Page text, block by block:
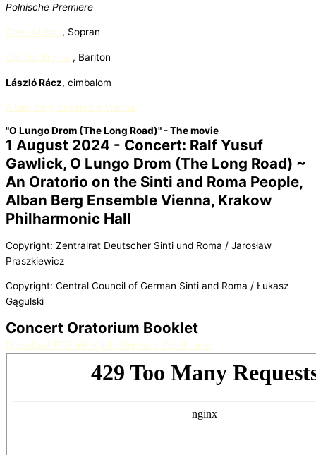
Polnische Premiere
Clara Meloni, Sopran
Christoph Filler, Bariton
László Rácz, cimbalom
Alban Berg Ensemble Vienna
"O Lungo Drom (The Long Road)" - The movie
1 August 2024 - Concert: Ralf Yusuf
Gawlick, O Lungo Drom (The Long Road) ~
An Oratorio on the Sinti and Roma People,
Alban Berg Ensemble Vienna, Krakow
Philharmonic Hall
Copyright: Zentralrat Deutscher Sinti und Roma / Jarosław
Praszkiewicz
Copyright: Central Council of German Sinti and Roma / Łukasz
Gągulski
Concert Oratorium Booklet
Download PDF inEnglish, German, Polish here